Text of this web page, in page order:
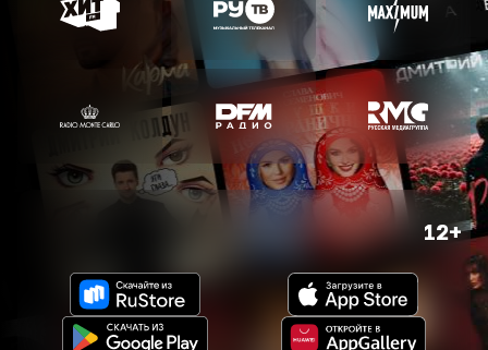
12+